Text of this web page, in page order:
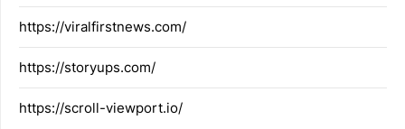
https://viralfirstnews.com/
https://storyups.com/
https://scroll-viewport.io/